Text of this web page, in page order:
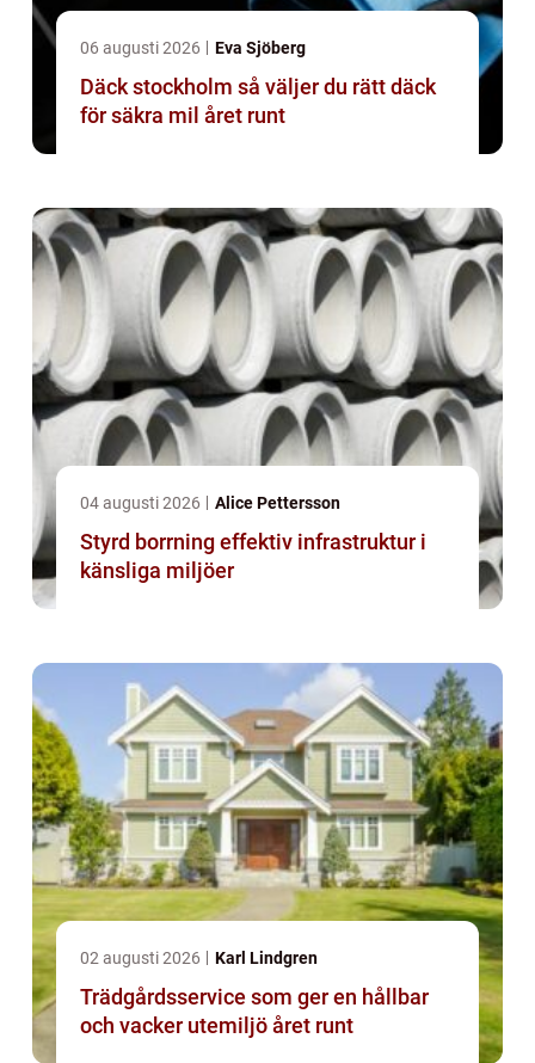
06 augusti 2026 Eva Sjöberg
Däck stockholm så väljer du rätt däck
för säkra mil året runt
04 augusti 2026 Alice Pettersson
Styrd borrning effektiv infrastruktur i
känsliga miljöer
02 augusti 2026 Karl Lindgren
Trädgårdsservice som ger en hållbar
och vacker utemiljö året runt